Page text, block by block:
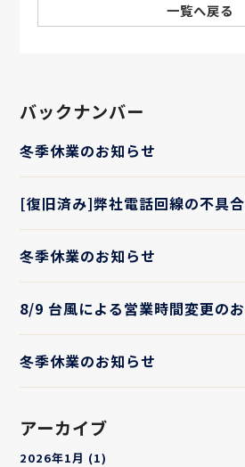
一覧へ戻る
バックナンバー
冬季休業のお知らせ
[復旧済み]弊社電話回線の不具
冬季休業のお知らせ
8/9 台風による営業時間変更の
冬季休業のお知らせ
アーカイブ
2026年1月 (1)